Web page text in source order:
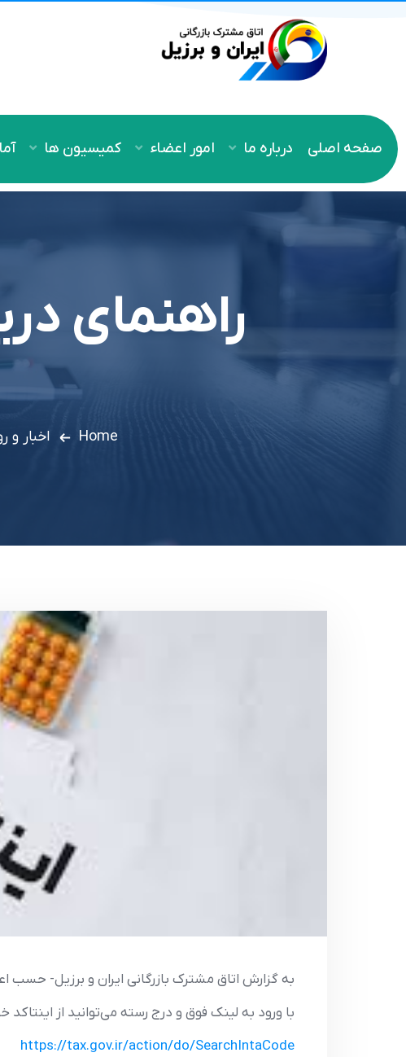
صفحه اصلی درباره ما امور اعضاء کمیسیون ها
راهنمای
Home اخبار و
به گزارش اتاق مشترک بازرگانی ایران و برزیل- حسب
با ورود به لینک فوق و درج رسته می‌توانید از
https://tax.gov.ir/action/do/SearchIntaCode